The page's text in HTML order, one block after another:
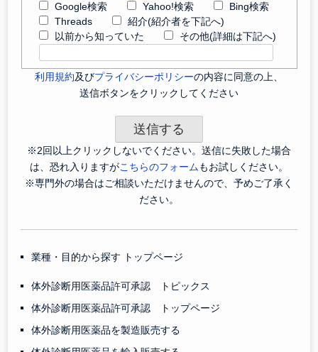
Google検索
Yahoo!検索
Bing検索
Threads
紹介(紹介者を下記へ)
以前から知っていた
その他(詳細は下記へ)
利用規約及びプライバシーポリシーの内容に同意の上、
送信ボタンをクリックしてください
※2回以上クリックしないでください。送信に失敗した場合
は、恐れ入りますがこちらのフォームもお試しください。
※専門外の場合はご相談いただけませんので、予めご了承く
ださい。
業種・目的から探す トップページ
体外診断用医薬品許可承認 トピックス
体外診断用医薬品許可承認 トップページ
体外診断用医薬品を製造販売する